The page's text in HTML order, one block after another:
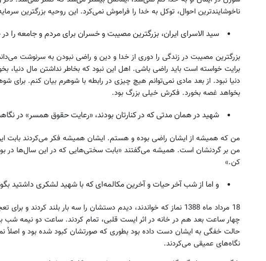
ناخوشایندترین احوال، توکل به خدا را فراموش نمی‌کرد. این روحیه بزرگترین
سید الاسرای ایران، بزرگترین مصیبت و خسران برای مردم و جامعه را
بزرگترین مصیبت در زندگی را دوری از خدا و دین و راضی نبودن به سرنوشت
برایت خواسته است باید راضی باشی. اهل این نبود که بخاطر نداشتن مال دنیا،
دنیا نبود. از بعد مادی نمی‌توانم هیچ چیزی در رابطه با شوهرم بیان کنم. برای
بخواهد غصه بخورد. فکرش خیلی بزرگ بود.
شهید در همان مدتی که در کنارتان بودند، «رعایت حقوق همسر» در
من که همیشه از ایشان راضی بوده و هستم. ایشان همیشه فکر می‌کردند بابت
من بر گردنشان است. همیشه می‌گفتند «بابت سختی‌هایی که در این سال‌ها در
کن.»
و اما از شب آخر حیات و آخرین مکالمه‌ای که با شهید لشکری داشتید
18 مرداد ماه 1388 نماز که خواندند، دیدم دستشان را سه بار بلند
چهار ساعت بعد هم در خانه در اثر ایست قلبی، تمام کردند. ساعت دو نیمه شب
حالت خفگی به ایشان دست داده بود بطوری که صورتشان کبود شده بود و اصلاً
نگاه‌های عمیقی می‌کردند.